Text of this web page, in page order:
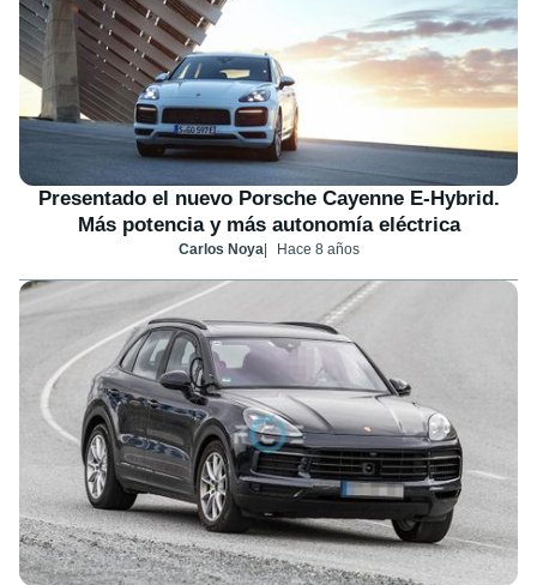
Presentado el nuevo Porsche Cayenne E-Hybrid.
Más potencia y más autonomía eléctrica
Carlos Noya Hace 8 años